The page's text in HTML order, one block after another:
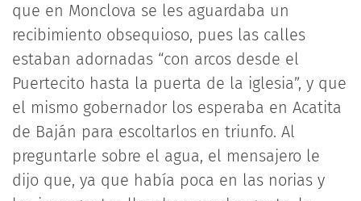
que en Monclova se les aguardaba un
recibimiento obsequioso, pues las calles
estaban adornadas “con arcos desde el
Puertecito hasta la puerta de la iglesia”, y que
el mismo gobernador los esperaba en Acatita
de Baján para escoltarlos en triunfo. Al
preguntarle sobre el agua, el mensajero le
dijo que, ya que había poca en las norias y